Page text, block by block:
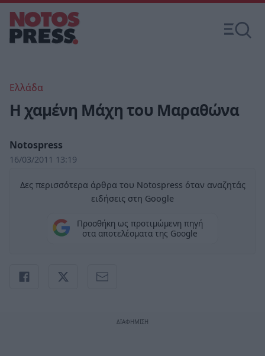
Ελλάδα
Η χαμένη Μάχη του Μαραθώνα
Notospress
16/03/2011 13:19
Δες περισσότερα άρθρα του Notospress όταν αναζητάς
ειδήσεις στη Google
Προσθήκη ως προτιμώμενη πηγή
στα αποτελέσματα της Google